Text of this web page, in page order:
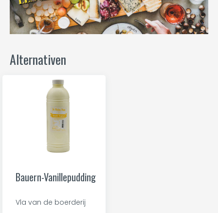
Alternativen
Bauern-Vanillepudding
Vla van de boerderij